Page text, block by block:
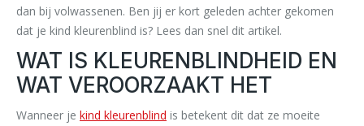
dan bij volwassenen. Ben jij er kort geleden achter gekomen
dat je kind kleurenblind is? Lees dan snel dit artikel.
WAT IS KLEURENBLINDHEID EN
WAT VEROORZAAKT HET
Wanneer je kind kleurenblind is betekent dit dat ze moeite